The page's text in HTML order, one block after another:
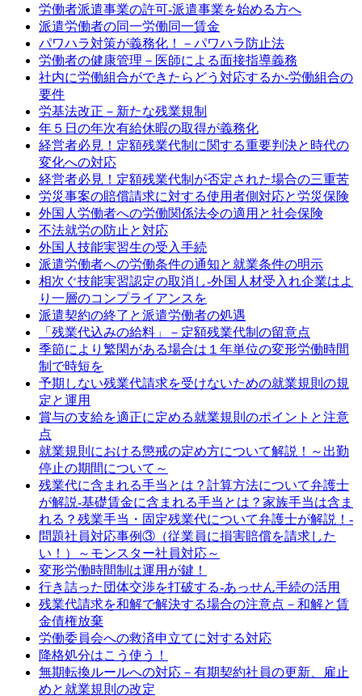
労働者派遣事業の許可‐派遣事業を始める方へ
派遣労働者の同一労働同一賃金
パワハラ対策が義務化！－パワハラ防止法
労働者の健康管理－医師による面接指導義務
社内に労働組合ができたらどう対応するか‐労働組合の
要件
労基法改正－新たな残業規制
年５日の年次有給休暇の取得が義務化
経営者必見！定額残業代制に関する重要判決と時代の
変化への対応
経営者必見！定額残業代制が否定された場合の三重苦
労災事案の賠償請求に対する使用者側対応と労災保険
外国人労働者への労働関係法令の適用と社会保険
不法就労の防止と対応
外国人技能実習生の受入手続
派遣労働者への労働条件の通知と就業条件の明示
相次ぐ技能実習認定の取消し‐外国人材受入れ企業はよ
り一層のコンプライアンスを
派遣契約の終了と派遣労働者の処遇
「残業代込みの給料」－定額残業代制の留意点
季節により繁閑がある場合は１年単位の変形労働時間
制で時短を
予期しない残業代請求を受けないための就業規則の規
定と運用
賞与の支給を適正に定める就業規則のポイントと注意
点
就業規則における懲戒の定め方について解説！～出勤
停止の期間について～
残業代に含まれる手当とは？計算方法について弁護士
が解説-基礎賃金に含まれる手当とは？家族手当は含ま
れる？残業手当・固定残業代について弁護士が解説！-
問題社員対応事例③（従業員に損害賠償を請求した
い！）～モンスター社員対応～
変形労働時間制は運用が鍵！
行き詰った団体交渉を打破する‐あっせん手続の活用
残業代請求を和解で解決する場合の注意点－和解と賃
金債権放棄
労働委員会への救済申立てに対する対応
降格処分はこう使う！
無期転換ルールへの対応－有期契約社員の更新、雇止
めと就業規則の改定